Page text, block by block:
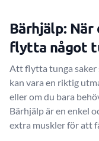
Bärhjälp:
flytta något
Att flytta tunga saker
kan vara en riktig
eller om du bara
Bärhjälp är en enkel
extra muskler för att